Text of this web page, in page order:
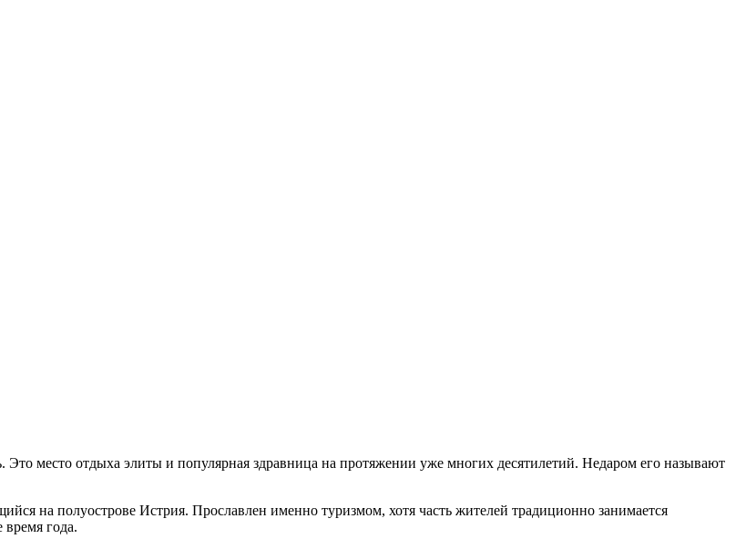
место отдыха элиты и популярная здравница на протяжении уже многих десятилетий. Недаром его называют
на полуострове Истрия. Прославлен именно туризмом, хотя часть жителей традиционно занимается
года.